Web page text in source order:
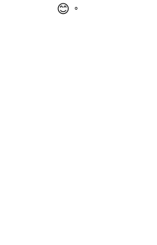
😊。